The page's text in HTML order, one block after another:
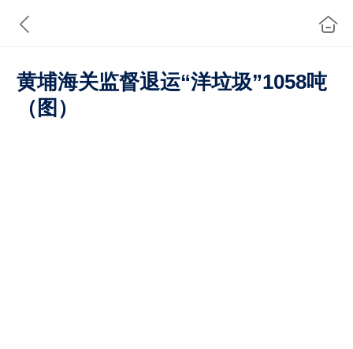
黄埔海关监督退运“洋垃圾”1058吨
（图）